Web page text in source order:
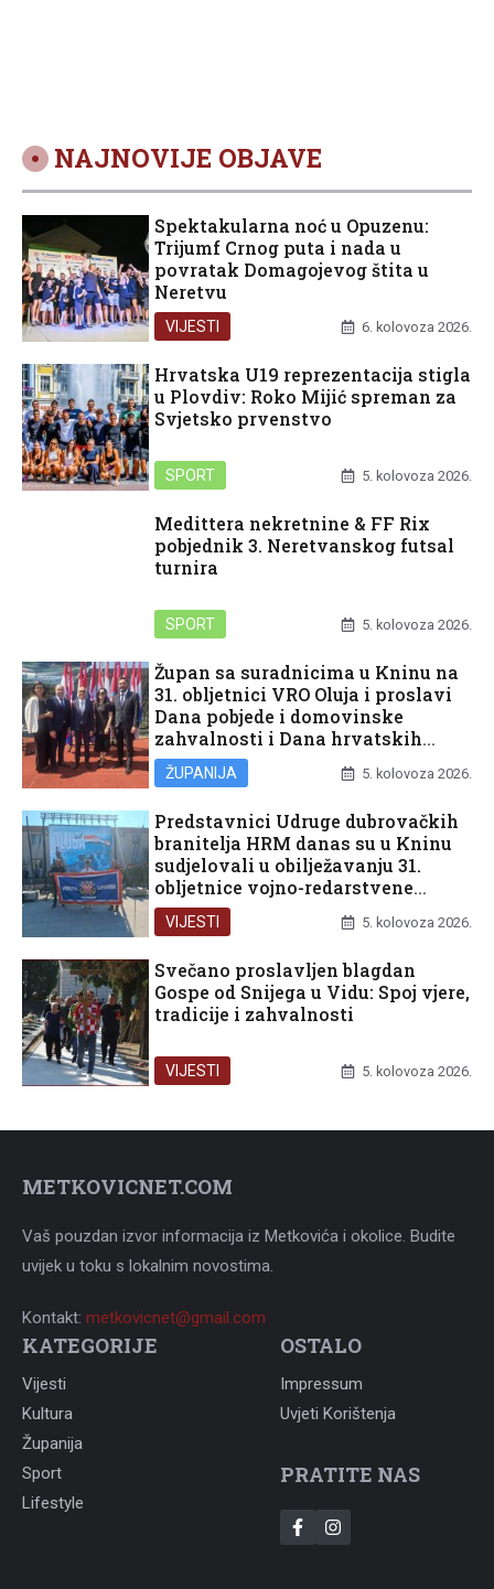
NAJNOVIJE OBJAVE
Spektakularna noć u Opuzenu:
Trijumf Crnog puta i nada u
povratak Domagojevog štita u
Neretvu
VIJESTI 6. kolovoza 2026.
Hrvatska U19 reprezentacija stigla
u Plovdiv: Roko Mijić spreman za
Svjetsko prvenstvo
SPORT 5. kolovoza 2026.
Medittera nekretnine & FF Rix
pobjednik 3. Neretvanskog futsal
turnira
SPORT 5. kolovoza 2026.
Župan sa suradnicima u Kninu na
31. obljetnici VRO Oluja i proslavi
Dana pobjede i domovinske
zahvalnosti i Dana hrvatskih
branitelja
ŽUPANIJA 5. kolovoza 2026.
Predstavnici Udruge dubrovačkih
branitelja HRM danas su u Kninu
sudjelovali u obilježavanju 31.
obljetnice vojno-redarstvene
operacije Oluja
VIJESTI 5. kolovoza 2026.
Svečano proslavljen blagdan
Gospe od Snijega u Vidu: Spoj vjere,
tradicije i zahvalnosti
VIJESTI 5. kolovoza 2026.
METKOVICNET.COM
Vaš pouzdan izvor informacija iz Metkovića i okolice. Budite
uvijek u toku s lokalnim novostima.
Kontakt: metkovicnet@gmail.com
KATEGORIJE
Vijesti
Kultura
Županija
Sport
Lifestyle
OSTALO
Impressum
Uvjeti Korištenja
PRATITE NAS